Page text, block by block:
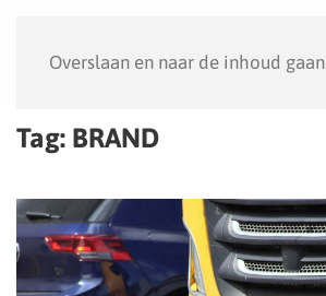
Overslaan en naar de inhoud gaan
Tag: BRAND